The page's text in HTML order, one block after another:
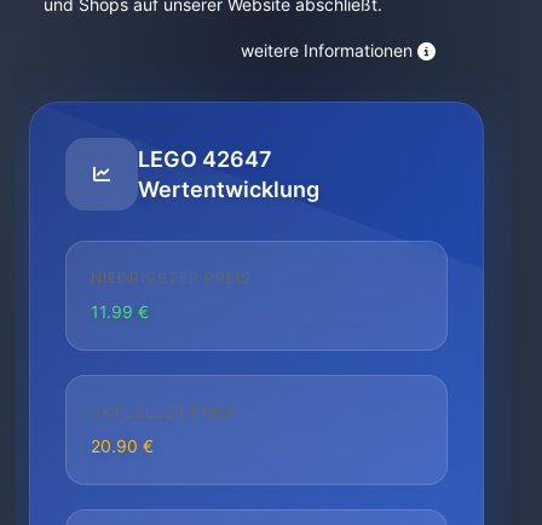
weitere Informationen
LEGO 42647
Wertentwicklung
NIEDRIGSTER PREIS
11.99 €
AKTUELLER PREIS
20.90 €